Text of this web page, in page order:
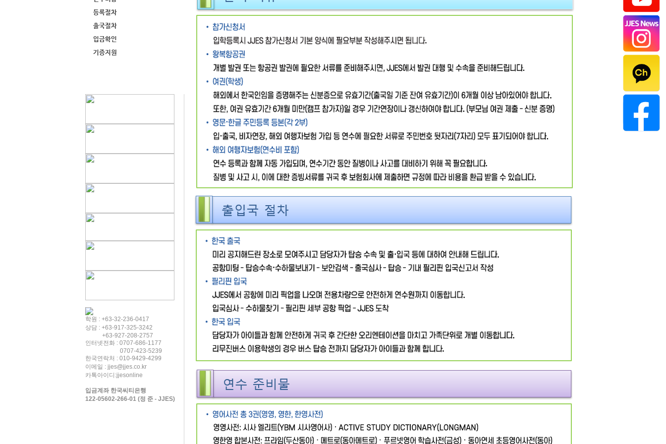
등록절차
출국절차
입금확인
기증지원
학원 : +63-32-236-0417
상담 : +63-917-325-3242
+63-927-208-2757
인터넷전화 : 0707-686-1177
0707-423-5239
한국연락처 : 010-9429-4299
이메일 : jjes@jjes.co.kr
카톡아이디:jjesonline
입금계좌 한국씨티은행
122-05602-266-01 (정 준 - JJES)